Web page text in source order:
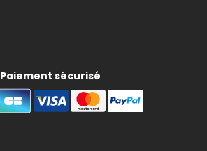
Paiement sécurisé